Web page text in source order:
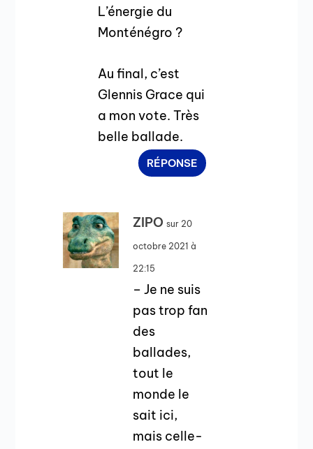
L’énergie du
Monténégro ?
Au final, c’est
Glennis Grace qui
a mon vote. Très
belle ballade.
RÉPONSE
ZIPO sur 20
octobre 2021 à
22:15
– Je ne suis
pas trop fan
des
ballades,
tout le
monde le
sait ici,
mais celle-